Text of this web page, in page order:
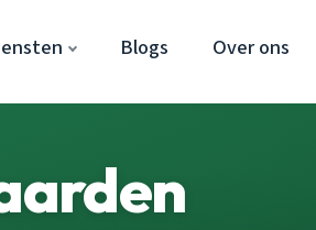
Blogs Over ons